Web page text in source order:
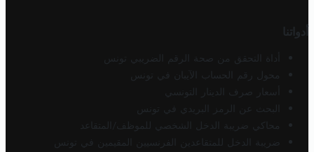
أدواتنا
أداة التحقق من صحة الرقم الضريبي تونس
محول رقم الحساب الآيبان في تونس
أسعار صرف الدينار التونسي
البحث عن الرمز البريدي في تونس
محاكي ضريبة الدخل الشخصي للموظف/المتقاعد
ضريبة الدخل للمتقاعدين الفرنسيين المقيمين في تونس